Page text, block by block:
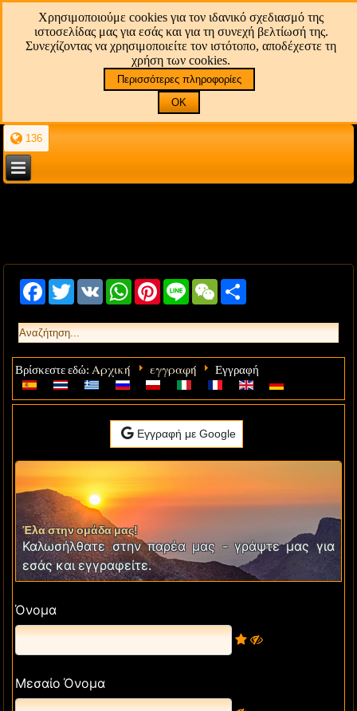
Χρησιμοποιούμε cookies για τον ιδανικό σχεδιασμό της
ιστοσελίδας μας για εσάς και για τη συνεχή βελτίωσή της.
Συνεχίζοντας να χρησιμοποιείτε τον ιστότοπο, αποδέχεστε τη
χρήση των cookies.
Περισσότερες πληροφορίες
OK
136
FacebookTwitterVK WhatsAppPinterest
Line WeChat
Βρίσκεστε εδώ: Αρχική εγγραφή Εγγραφή
Εγγραφή με Google
Έλα στην ομάδα μας!
Καλωσήλθατε στην παρέα μας - γράψτε μας για
εσάς και εγγραφείτε.
Όνομα
Μεσαίο Όνομα